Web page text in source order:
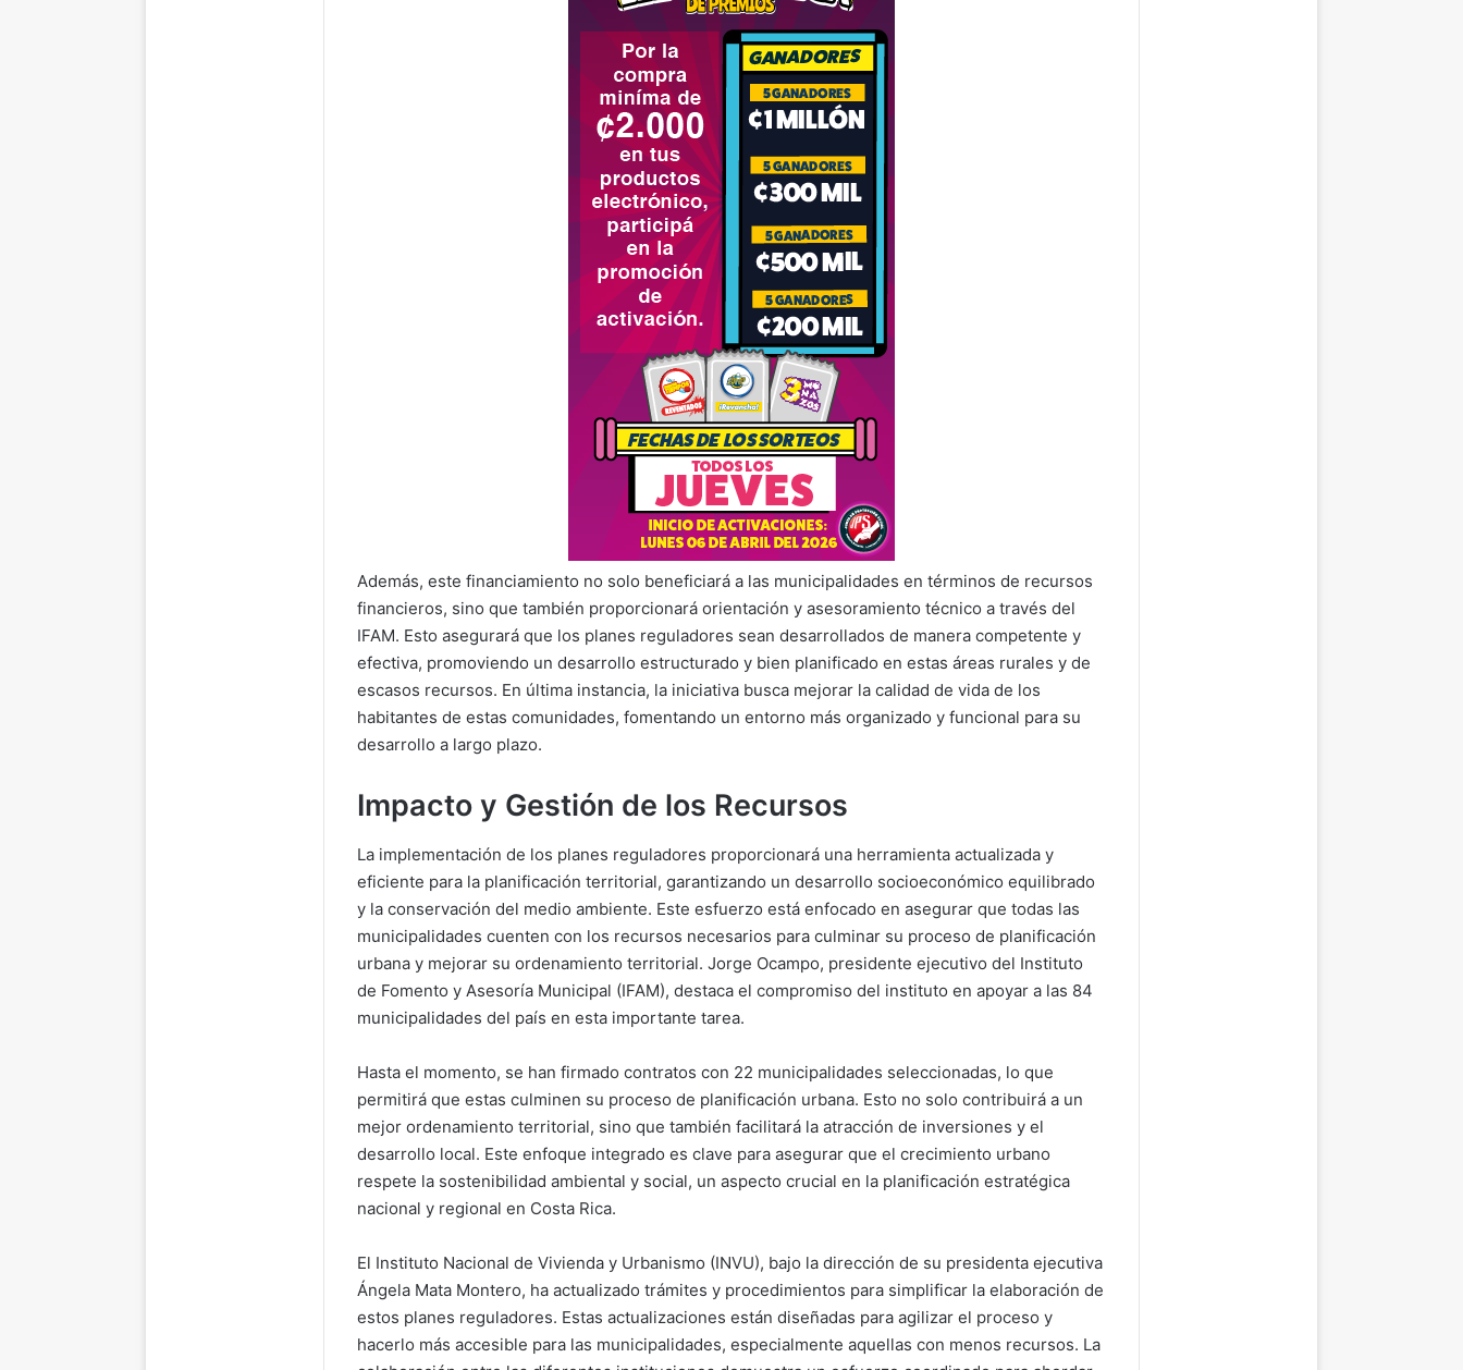
Además, este financiamiento no solo beneficiará a las municipalidades en términos de recursos
financieros, sino que también proporcionará orientación y asesoramiento técnico a través del
IFAM. Esto asegurará que los planes reguladores sean desarrollados de manera competente y
efectiva, promoviendo un desarrollo estructurado y bien planificado en estas áreas rurales y de
escasos recursos. En última instancia, la iniciativa busca mejorar la calidad de vida de los
habitantes de estas comunidades, fomentando un entorno más organizado y funcional para su
desarrollo a largo plazo.
Impacto y Gestión de los Recursos
La implementación de los planes reguladores proporcionará una herramienta actualizada y
eficiente para la planificación territorial, garantizando un desarrollo socioeconómico equilibrado
y la conservación del medio ambiente. Este esfuerzo está enfocado en asegurar que todas las
municipalidades cuenten con los recursos necesarios para culminar su proceso de planificación
urbana y mejorar su ordenamiento territorial. Jorge Ocampo, presidente ejecutivo del Instituto
de Fomento y Asesoría Municipal (IFAM), destaca el compromiso del instituto en apoyar a las 84
municipalidades del país en esta importante tarea.
Hasta el momento, se han firmado contratos con 22 municipalidades seleccionadas, lo que
permitirá que estas culminen su proceso de planificación urbana. Esto no solo contribuirá a un
mejor ordenamiento territorial, sino que también facilitará la atracción de inversiones y el
desarrollo local. Este enfoque integrado es clave para asegurar que el crecimiento urbano
respete la sostenibilidad ambiental y social, un aspecto crucial en la planificación estratégica
nacional y regional en Costa Rica.
El Instituto Nacional de Vivienda y Urbanismo (INVU), bajo la dirección de su presidenta ejecutiva
Ángela Mata Montero, ha actualizado trámites y procedimientos para simplificar la elaboración de
estos planes reguladores. Estas actualizaciones están diseñadas para agilizar el proceso y
hacerlo más accesible para las municipalidades, especialmente aquellas con menos recursos. La